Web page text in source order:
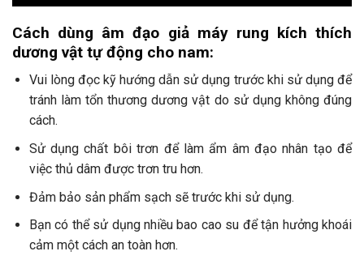
Cách dùng âm đạo giả máy rung kích thích
dương vật tự động cho nam:
Vui lòng đọc kỹ hướng dẫn sử dụng trước khi sử dụng để
tránh làm tổn thương dương vật do sử dụng không đúng
cách.
Sử dụng chất bôi trơn để làm ẩm âm đạo nhân tạo để
việc thủ dâm được trơn tru hơn.
Đảm bảo sản phẩm sạch sẽ trước khi sử dụng.
Bạn có thể sử dụng nhiều bao cao su để tận hưởng khoái
cảm một cách an toàn hơn.